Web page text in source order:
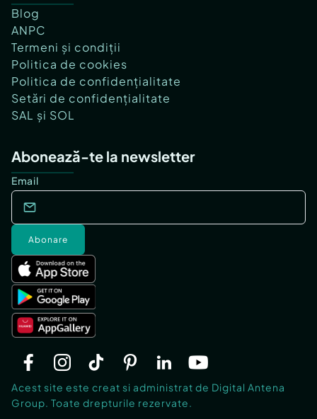
Blog
ANPC
Termeni și condiții
Politica de cookies
Politica de confidențialitate
Setări de confidențialitate
SAL și SOL
Abonează-te la newsletter
Email
Abonare
Acest site este creat si administrat de Digital Antena
Group. Toate drepturile rezervate.